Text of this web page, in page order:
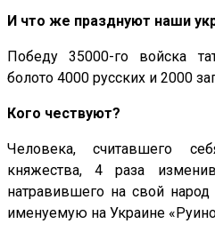
И что же празднуют наши
Победу 35000-го войска
болото 4000 русских и 2000
Кого чествуют?
Человека, считавшего
княжества, 4 раза
натравившего на свой
именуемую на Украине